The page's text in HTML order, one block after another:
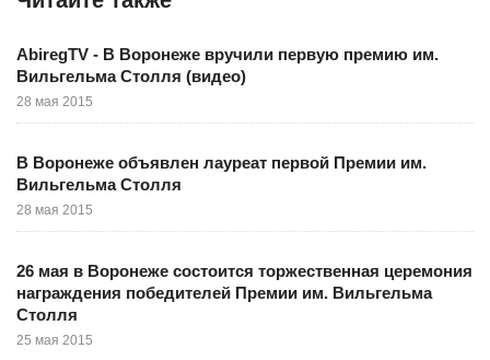
AbiregTV - В Воронеже вручили первую премию им.
Вильгельма Столля (видео)
28 мая 2015
В Воронеже объявлен лауреат первой Премии им.
Вильгельма Столля
28 мая 2015
26 мая в Воронеже состоится торжественная церемония
награждения победителей Премии им. Вильгельма
Столля
25 мая 2015